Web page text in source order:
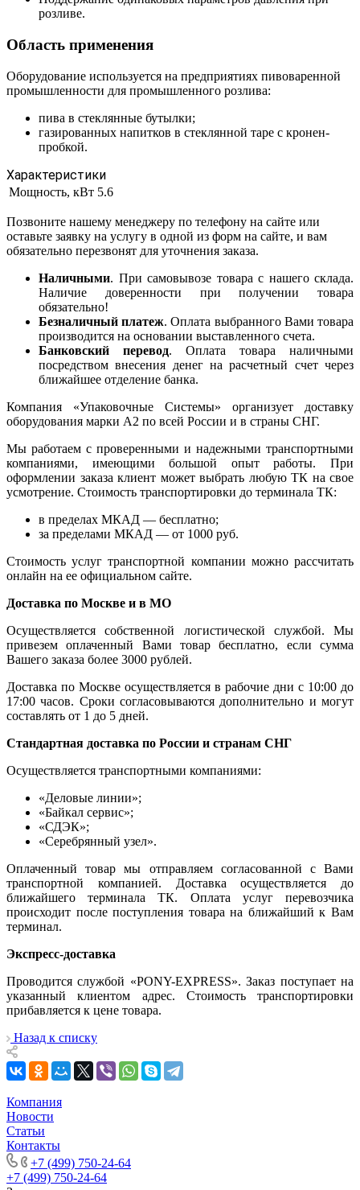
розливе.
Область применения
Оборудование используется на предприятиях пивоваренной
промышленности для промышленного розлива:
пива в стеклянные бутылки;
газированных напитков в стеклянной таре с кронен-
пробкой.
Характеристики
Мощность, кВт 5.6
Позвоните нашему менеджеру по телефону на сайте или
оставьте заявку на услугу в одной из форм на сайте, и вам
обязательно перезвонят для уточнения заказа.
Наличными. При самовывозе товара с нашего склада.
Наличие доверенности при получении товара
обязательно!
Безналичный платеж. Оплата выбранного Вами товара
производится на основании выставленного счета.
Банковский перевод. Оплата товара наличными
посредством внесения денег на расчетный счет через
ближайшее отделение банка.
Компания «Упаковочные Системы» организует доставку
оборудования марки А2 по всей России и в страны СНГ.
Мы работаем с проверенными и надежными транспортными
компаниями, имеющими большой опыт работы. При
оформлении заказа клиент может выбрать любую ТК на свое
усмотрение. Стоимость транспортировки до терминала ТК:
в пределах МКАД — бесплатно;
за пределами МКАД — от 1000 руб.
Стоимость услуг транспортной компании можно рассчитать
онлайн на ее официальном сайте.
Доставка по Москве и в МО
Осуществляется собственной логистической службой. Мы
привезем оплаченный Вами товар бесплатно, если сумма
Вашего заказа более 3000 рублей.
Доставка по Москве осуществляется в рабочие дни с 10:00 до
17:00 часов. Сроки согласовываются дополнительно и могут
составлять от 1 до 5 дней.
Стандартная доставка по России и странам СНГ
Осуществляется транспортными компаниями:
«Деловые линии»;
«Байкал сервис»;
«СДЭК»;
«Серебрянный узел».
Оплаченный товар мы отправляем согласованной с Вами
транспортной компанией. Доставка осуществляется до
ближайшего терминала ТК. Оплата услуг перевозчика
происходит после поступления товара на ближайший к Вам
терминал.
Экспресс-доставка
Проводится службой «PONY-EXPRESS». Заказ поступает на
указанный клиентом адрес. Стоимость транспортировки
прибавляется к цене товара.
Назад к списку
Компания
Новости
Статьи
Контакты
+7 (499) 750-24-64
+7 (499) 750-24-64